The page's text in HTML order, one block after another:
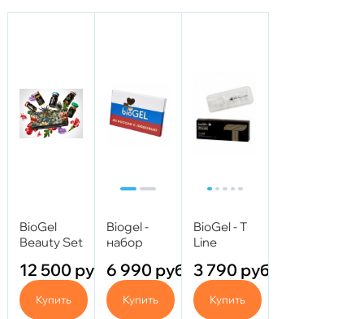
BioGel
Beauty Set
12 500 руб.
Купить
Biogel -
набор
(против
отечности)
6 990 руб.
Купить
BioGel - T
Line
1 мл.
3 790 руб.
Купить